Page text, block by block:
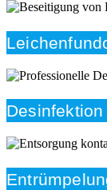
Desinfektion